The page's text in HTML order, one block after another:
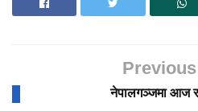
नेपालगञ्जमा आज